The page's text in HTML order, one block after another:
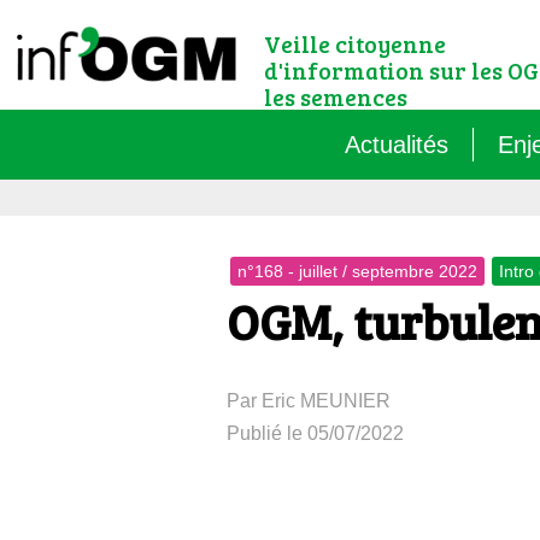
Veille citoyenne
d'information sur les
les semences
Actualités
Le
n°168 - juillet / septembre 2022 Intro
OGM,
Par Eric MEUNIER
Publié le 05/07/2022